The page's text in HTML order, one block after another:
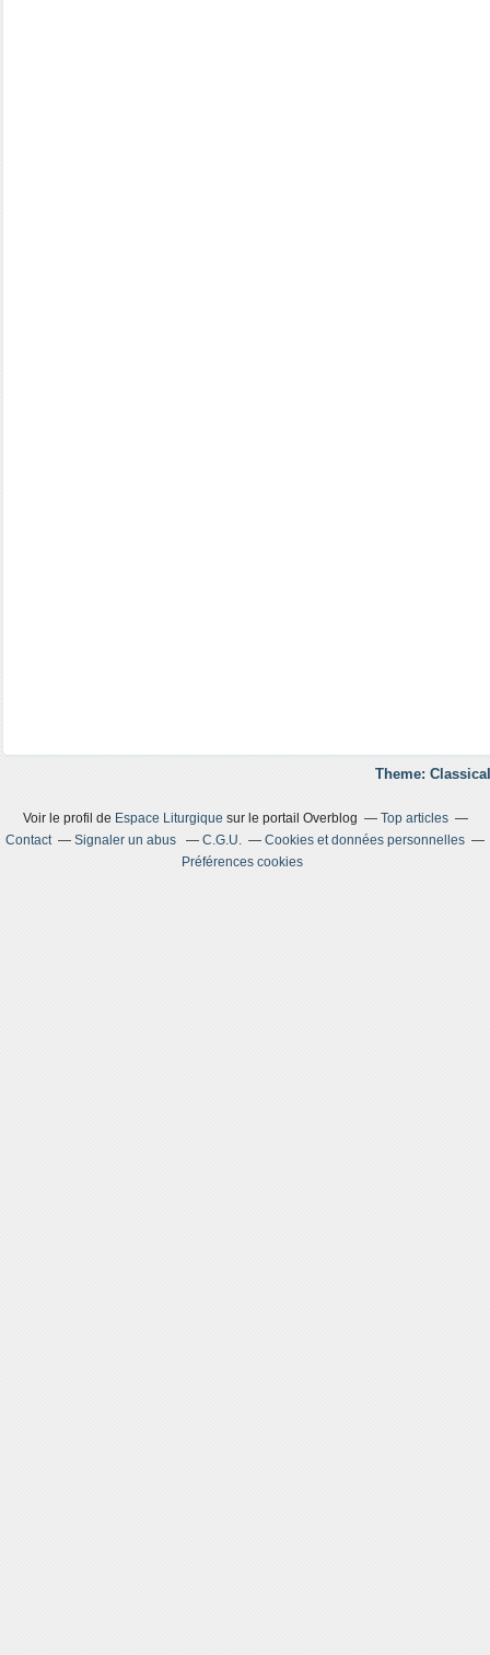
Theme:
Voir le profil de Espace Liturgiquesur le portail Overblog
Top articles
Contact
Signaler un abus C.G.U.
Cookies et données personnelles
Préférences cookies